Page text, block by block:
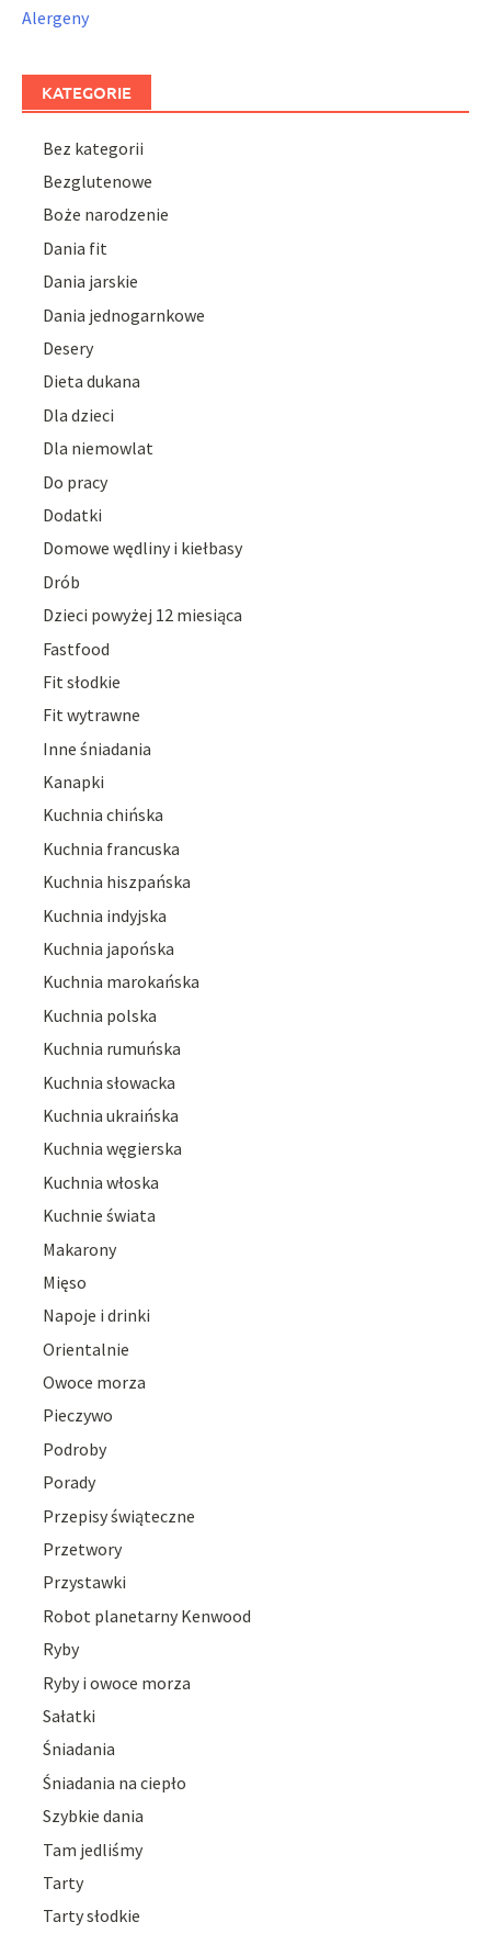
Alergeny
KATEGORIE
Bez kategorii
Bezglutenowe
Boże narodzenie
Dania fit
Dania jarskie
Dania jednogarnkowe
Desery
Dieta dukana
Dla dzieci
Dla niemowlat
Do pracy
Dodatki
Domowe wędliny i kiełbasy
Drób
Dzieci powyżej 12 miesiąca
Fastfood
Fit słodkie
Fit wytrawne
Inne śniadania
Kanapki
Kuchnia chińska
Kuchnia francuska
Kuchnia hiszpańska
Kuchnia indyjska
Kuchnia japońska
Kuchnia marokańska
Kuchnia polska
Kuchnia rumuńska
Kuchnia słowacka
Kuchnia ukraińska
Kuchnia węgierska
Kuchnia włoska
Kuchnie świata
Makarony
Mięso
Napoje i drinki
Orientalnie
Owoce morza
Pieczywo
Podroby
Porady
Przepisy świąteczne
Przetwory
Przystawki
Robot planetarny Kenwood
Ryby
Ryby i owoce morza
Sałatki
Śniadania
Śniadania na ciepło
Szybkie dania
Tam jedliśmy
Tarty
Tarty słodkie